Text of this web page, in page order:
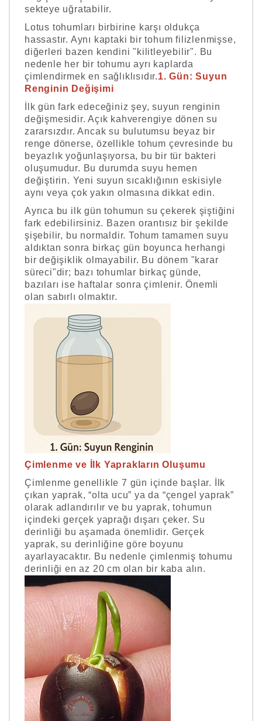
sekteye uğratabilir.
Lotus tohumları birbirine karşı oldukça
hassastır. Aynı kaptaki bir tohum filizlenmişse,
diğerleri bazen kendini "kilitleyebilir". Bu
nedenle her bir tohumu ayrı kaplarda
çimlendirmek en sağlıklısıdır.1. Gün: Suyun
Renginin Değişimi
İlk gün fark edeceğiniz şey, suyun renginin
değişmesidir. Açık kahverengiye dönen su
zararsızdır. Ancak su bulutumsu beyaz bir
renge dönerse, özellikle tohum çevresinde bu
beyazlık yoğunlaşıyorsa, bu bir tür bakteri
oluşumudur. Bu durumda suyu hemen
değiştirin. Yeni suyun sıcaklığının eskisiyle
aynı veya çok yakın olmasına dikkat edin.
Ayrıca bu ilk gün tohumun su çekerek şiştiğini
fark edebilirsiniz. Bazen orantısız bir şekilde
şişebilir, bu normaldir. Tohum tamamen suyu
aldıktan sonra birkaç gün boyunca herhangi
bir değişiklik olmayabilir. Bu dönem "karar
süreci"dir; bazı tohumlar birkaç günde,
bazıları ise haftalar sonra çimlenir. Önemli
olan sabırlı olmaktır.
Çimlenme ve İlk Yaprakların Oluşumu
Çimlenme genellikle 7 gün içinde başlar. İlk
çıkan yaprak, “olta ucu” ya da “çengel yaprak”
olarak adlandırılır ve bu yaprak, tohumun
içindeki gerçek yaprağı dışarı çeker. Su
derinliği bu aşamada önemlidir. Gerçek
yaprak, su derinliğine göre boyunu
ayarlayacaktır. Bu nedenle çimlenmiş tohumu
derinliği en az 20 cm olan bir kaba alın.